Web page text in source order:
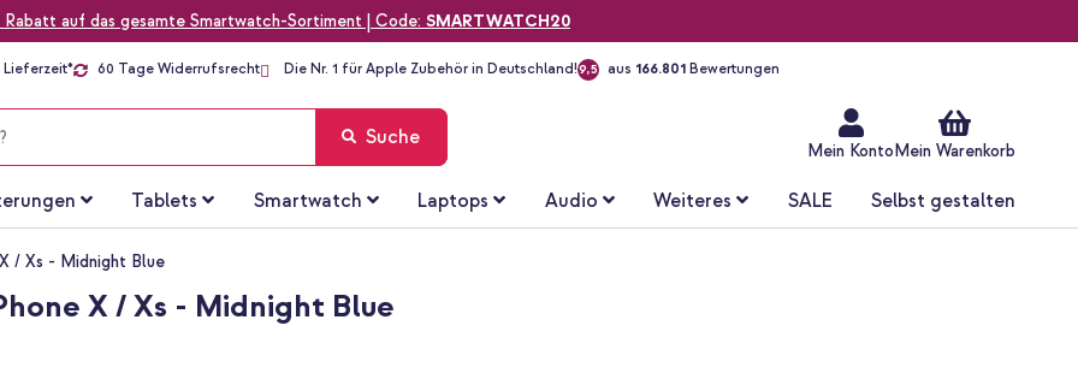
Rabatt auf das gesamte Smartwatch-Sortiment | Code: SMARTWATCH20
Lieferzeit* 60 Tage Widerrufsrecht Die Nr. 1 für Apple Zubehör in Deutschland!9,5 aus 166.801 Bewertungen
Mein Konto Mein Warenkorb
Suche
Tablets Smartwatch Laptops Audio Weiteres SALE Selbst gestalten
/ Xs - Midnight Blue
X / Xs - Midnight Blue